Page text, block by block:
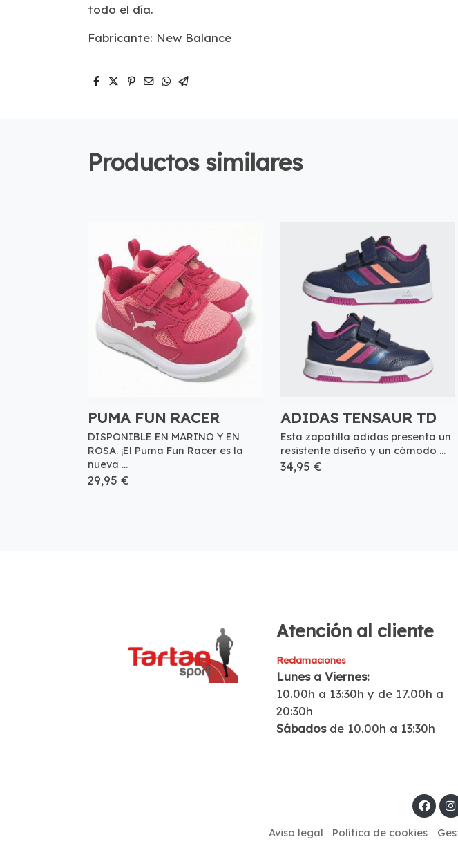
todo el día.
Fabricante: New Balance
Productos similares
PUMA FUN RACER
DISPONIBLE EN MARINO Y EN
ROSA. ¡El Puma Fun Racer es la
nueva ...
29,95 €
ADIDAS TENSAUR TD
Esta zapatilla adidas presenta un
resistente diseño y un cómodo ...
34,95 €
Atención al cliente
Reclamaciones
Lunes a Viernes:
10.00h a 13:30h y de 17.00h a
20:30h
Sábados de 10.00h a 13:30h
Aviso legal Política de cookies